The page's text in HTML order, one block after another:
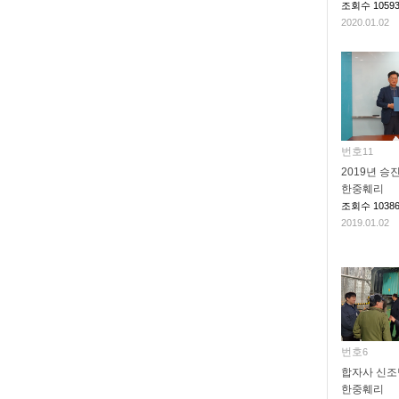
조회수 10593
2020.01.02
번호11
2019년 승
한중훼리
조회수 10386
2019.01.02
번호6
합자사 신
한중훼리